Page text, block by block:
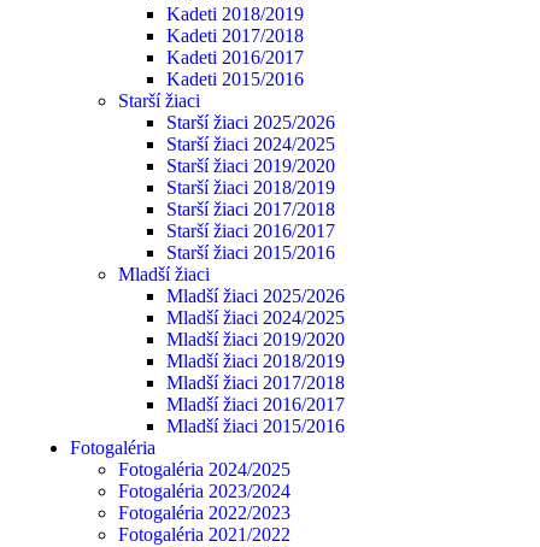
Kadeti 2018/2019
Kadeti 2017/2018
Kadeti 2016/2017
Kadeti 2015/2016
Starší žiaci
Starší žiaci 2025/2026
Starší žiaci 2024/2025
Starší žiaci 2019/2020
Starší žiaci 2018/2019
Starší žiaci 2017/2018
Starší žiaci 2016/2017
Starší žiaci 2015/2016
Mladší žiaci
Mladší žiaci 2025/2026
Mladší žiaci 2024/2025
Mladší žiaci 2019/2020
Mladší žiaci 2018/2019
Mladší žiaci 2017/2018
Mladší žiaci 2016/2017
Mladší žiaci 2015/2016
Fotogaléria
Fotogaléria 2024/2025
Fotogaléria 2023/2024
Fotogaléria 2022/2023
Fotogaléria 2021/2022